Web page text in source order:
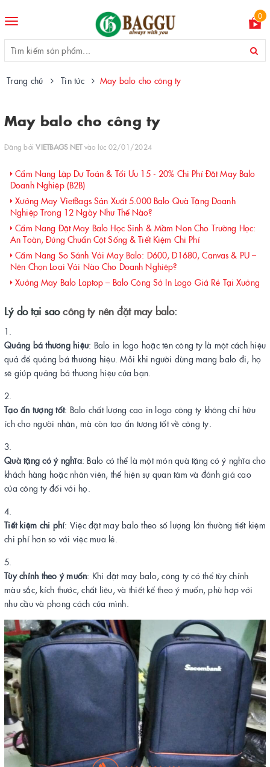
Toggle
0
Trang chủ Tin tức May balo cho công ty
May balo cho công ty
Đăng bởiVIETBAGS NETvào lúc 02/01/2024
Cẩm Nang Lập Dự Toán & Tối Ưu 15 - 20% Chi Phí Đặt May Balo
Doanh Nghiệp (B2B)
Xưởng May VietBags Sản Xuất 5.000 Balo Quà Tặng Doanh
Nghiệp Trong 12 Ngày Như Thế Nào?
Cẩm Nang Đặt May Balo Học Sinh & Mầm Non Cho Trường Học:
An Toàn, Đúng Chuẩn Cột Sống & Tiết Kiệm Chi Phí
Cẩm Nang So Sánh Vải May Balo: D600, D1680, Canvas & PU –
Nên Chọn Loại Vải Nào Cho Doanh Nghiệp?
Xưởng May Balo Laptop – Balo Công Sở In Logo Giá Rẻ Tại Xưởng
Lý do tại saocông ty nên đặt may balo:
Quảng bá thương hiệu: Balo in logo hoặc tên công ty là một cách hiệu
quả để quảng bá thương hiệu. Mỗi khi người dùng mang balo đi, họ
sẽ giúp quảng bá thương hiệu của bạn.
Tạo ấn tượng tốt: Balo chất lượng cao in logo công ty không chỉ hữu
ích cho người nhận, mà còn tạo ấn tượng tốt về công ty.
Quà tặng có ý nghĩa: Balo có thể là một món quà tặng có ý nghĩa cho
khách hàng hoặc nhân viên, thể hiện sự quan tâm và đánh giá cao
của công ty đối với họ.
Tiết kiệm chi phí: Việc đặt may balo theo số lượng lớn thường tiết kiệm
chi phí hơn so với việc mua lẻ.
Tùy chỉnh theo ý muốn: Khi đặt may balo, công ty có thể tùy chỉnh
màu sắc, kích thước, chất liệu, và thiết kế theo ý muốn, phù hợp với
nhu cầu và phong cách của mình.